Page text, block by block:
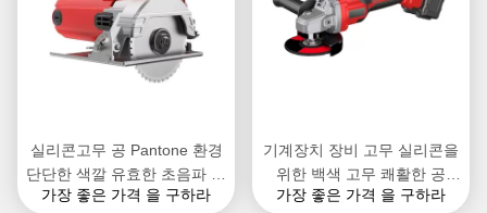
실리콘고무 공 Pantone 환경
단단한 색깔 유효한 초음파 진
동체 스크린
가장 좋은 가격 을 구하라
기계장치 장비 고무 실리콘을
위한 백색 고무 쾌활한 공
Roundness
가장 좋은 가격 을 구하라